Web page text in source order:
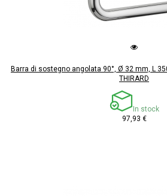
Barra di sostegno angolata 90°, Ø 32 mm, L
THIRARD
In stock
97,93 €